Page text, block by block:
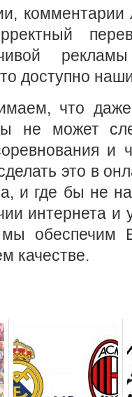
доступно
что
не может
и
это в
и где бы не
интернета и
мы обеспечим
качестве.